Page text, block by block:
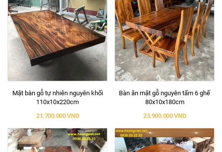
Mặt bàn gỗ tự nhiên nguyên khối
110x10x220cm
21.700.000 VND
Bàn ăn mặt gỗ nguyên tấm 6 ghế
80x10x180cm
23.900.000 VND